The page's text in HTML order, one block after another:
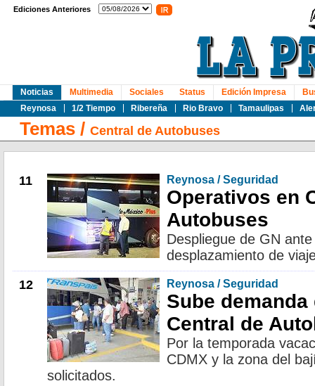
Ediciones Anteriores
Noticias
Reynosa
1/2 Tiempo Ribereña Rio Bravo Tamaulipas
Multimedia Sociales Status Edición Impresa
Temas / Central de Autobuses
11 Reynosa / Seguridad
Operativos en
Autobuses
Despliegue de GN
desplazamiento de
12 Reynosa / Seguridad
Sube
Central de
Por la temporada
CDMX y la zona del
solicitados.